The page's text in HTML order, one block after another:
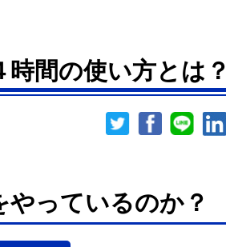
時間の使い方とは？
やっているのか？